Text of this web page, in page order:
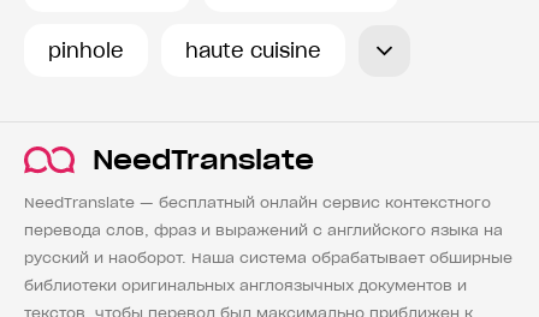
pinhole haute cuisine
NeedTranslate
NeedTranslate — бесплатный онлайн сервис контекстного
перевода слов, фраз и выражений с английского языка на
русский и наоборот. Наша система обрабатывает обширные
библиотеки оригинальных англоязычных документов и
текстов, чтобы перевод был максимально приближен к